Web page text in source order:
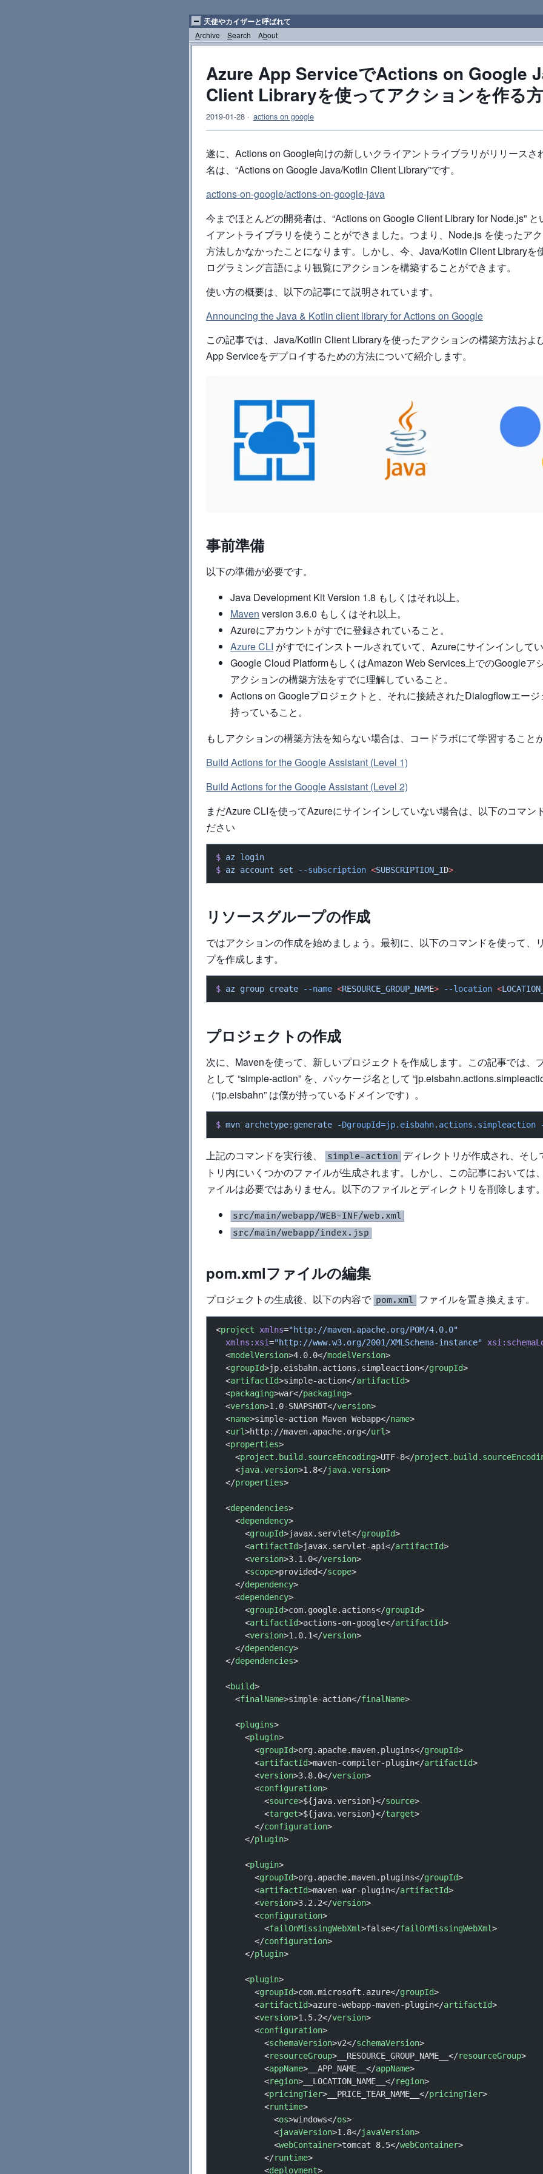
天使やカイザーと呼ばれて
Archive Search About
Azure App ServiceでActions on Google
Client Libraryを使ってアクションを作る
2019-01-28 · actions on google
遂に、Actions on Google向けの新しいクライアントライブラリがリリースさ
名は、“Actions on Google Java/Kotlin Client Library”です。
actions-on-google/actions-on-google-java
今までほとんどの開発者は、“Actions on Google Client Library for Node.js”
イアントライブラリを使うことができました。つまり、Node.js を使ったア
方法しかなかったことになります。しかし、今、Java/Kotlin Client Libraryを
ログラミング言語により観覧にアクションを構築することができます。
使い方の概要は、以下の記事にて説明されています。
Announcing the Java & Kotlin client library for Actions on Google
この記事では、Java/Kotlin Client Libraryを使ったアクションの構築方法およ
App Serviceをデプロイするための方法について紹介します。
事前準備
以下の準備が必要です。
Java Development Kit Version 1.8 もしくはそれ以上。
Maven version 3.6.0 もしくはそれ以上。
Azureにアカウントがすでに登録されていること。
Azure CLI がすでにインストールされていて、Azureにサインインして
Google Cloud PlatformもしくはAmazon Web Services上でのGoogleア
アクションの構築方法をすでに理解していること。
Actions on Googleプロジェクトと、それに接続されたDialogflowエー
持っていること。
もしアクションの構築方法を知らない場合は、コードラボにて学習すること
Build Actions for the Google Assistant (Level 1)
Build Actions for the Google Assistant (Level 2)
まだAzure CLIを使ってAzureにサインインしていない場合は、以下のコマン
ださい
$ az login
$ az account set --subscription <SUBSCRIPTION_ID>
リソースグループの作成
ではアクションの作成を始めましょう。最初に、以下のコマンドを使って、
プを作成します。
$ az group create --name <RESOURCE_GROUP_NAME> --location <
プロジェクトの作成
次に、Mavenを使って、新しいプロジェクトを作成します。この記事では、
として “simple-action” を、パッケージ名として
（“jp.eisbahn” は僕が持っているドメインです）。
$ mvn archetype:generate -DgroupId=jp.eisbahn.actions.simpleaction
上記のコマンドを実行後、 simple-action ディレクトリが作成され、そし
トリ内にいくつかのファイルが生成されます。しかし、この記事においては
ァイルは必要ではありません。以下のファイルとディレクトリを削除します
src/main/webapp/WEB-INF/web.xml
src/main/webapp/index.jsp
pom.xmlファイルの編集
プロジェクトの生成後、以下の内容で pom.xml ファイルを置き換えます。
<project xmlns="http://maven.apache.org/POM/4.0.0"
  xmlns:xsi
="http://www.w3.org/2001/XMLSchema-instance"
  <
modelVersion>4.0.0</modelVersion>
  <
groupId>jp.eisbahn.actions.simpleaction</groupId>
  <
artifactId>simple-action</artifactId>
  <
packaging>war</packaging>
  <
version>1.0-SNAPSHOT</version>
  <
name>simple-action Maven Webapp</name>
  <
url>http://maven.apache.org</url>
  <
properties>
    <
project.build.sourceEncoding>UTF-8</
    <
java.version>1.8</java.version>
  </
properties>
  <
dependencies>
    <
dependency>
      <
groupId>javax.servlet</groupId>
      <
artifactId>javax.servlet-api</artifactId>
      <
version>3.1.0</version>
      <
scope>provided</scope>
    </
dependency>
    <
dependency>
      <
groupId>com.google.actions</groupId>
      <
artifactId>actions-on-google</artifactId>
      <
version>1.0.1</version>
    </
dependency>
  </
dependencies>
  <
build>
    <
finalName>simple-action</finalName>
    <
plugins>
      <
plugin>
        <
groupId>org.apache.maven.plugins</groupId>
        <
artifactId>maven-compiler-plugin</artifactId>
        <
version>3.8.0</version>
        <
configuration>
          <
source>${java.version}</source>
          <
target>${java.version}</target>
        </
configuration>
      </
plugin>
      <
plugin>
        <
groupId>org.apache.maven.plugins</groupId>
        <
artifactId>maven-war-plugin</artifactId>
        <
version>3.2.2</version>
        <
configuration>
          <
failOnMissingWebXml>false</failOnMissingWebXml>
        </
configuration>
      </
plugin>
      <
plugin>
        <
groupId>com.microsoft.azure</groupId>
        <
artifactId>azure-webapp-maven-plugin</artifactId>
        <
version>1.5.2</version>
        <
configuration>
          <
schemaVersion>v2</schemaVersion>
          <
resourceGroup>__RESOURCE_GROUP_NAME__</resourceGroup>
          <
appName>__APP_NAME__</appName>
          <
region>__LOCATION_NAME__</region>
          <
pricingTier>__PRICE_TEAR_NAME__</pricingTier>
          <
runtime>
            <
os>windows</os>
            <
javaVersion>1.8</javaVersion>
            <
webContainer>tomcat 8.5</webContainer>
          </
runtime>
          <
deployment>